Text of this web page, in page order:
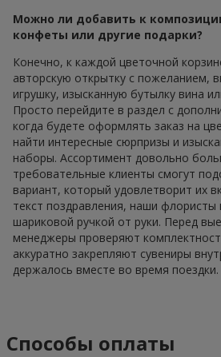
Можно ли добавить к
конфеты или другие подарки?
Конечно, к каждой цветочной
авторскую открытку с пожеланием,
игрушку, изысканную бутылку вина
Просто перейдите в раздел с
когда будете оформлять заказ на
найти интересные сюрпризы и
наборы. Ассортимент довольно
требовательные клиенты смогут
вариант, который удовлетворит их
текст поздравления, наши флористы
шариковой ручкой от руки. Перед
менеджеры проверяют
аккуратно закрепляют сувениры
держалось вместе во время поездки.
Способы оплаты